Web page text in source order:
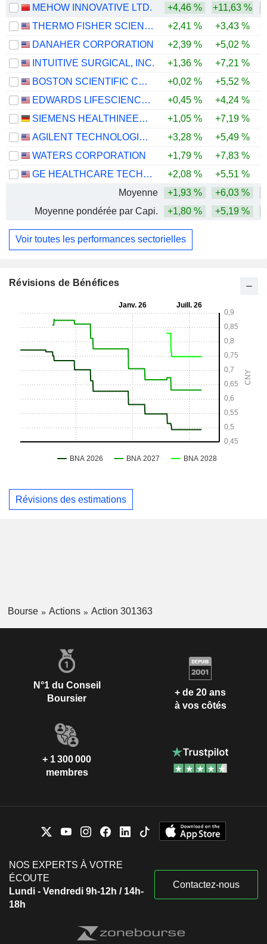
MEHOW INNOVATIVE LTD. +4,46 % +11,63 %
THERMO FISHER SCIENTIFIC, INC.
+2,41 % +3,43 %
DANAHER CORPORATION
+2,39 % +5,02 %
INTUITIVE SURGICAL, INC.
+1,36 % +7,21 %
BOSTON SCIENTIFIC CORPORATION
+0,02 % +5,52 %
EDWARDS LIFESCIENCES CORPORATION
+0,45 % +4,24 %
SIEMENS HEALTHINEERS AG
+1,05 % +7,19 %
AGILENT TECHNOLOGIES, INC.
+3,28 % +5,49 %
WATERS CORPORATION
+1,79 % +7,83 %
GE HEALTHCARE TECHNOLOGIES INC.
+2,08 % +5,51 %
Moyenne
+1,93 % +6,03 %
Moyenne pondérée par Capi.
+1,80 % +5,19 %
Voir toutes les performances sectorielles
Révisions de Bénéfices
Révisions des estimations
Bourse Actions Action 301363
N°1 du Conseil
Boursier
+ de 20 ans
à vos côtés
+ 1 300 000
membres
NOS EXPERTS À VOTRE
ÉCOUTE
Lundi - Vendredi 9h-12h / 14h-
18h
Contactez-nous